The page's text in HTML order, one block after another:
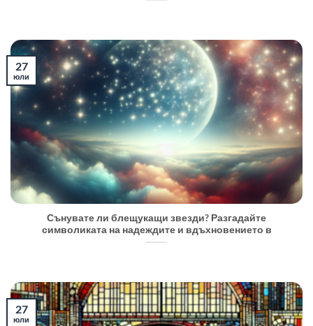
Сънувате ли блещукащи звезди? Разгадайте
символиката на надеждите и вдъхновението в
27
юли
27
юли